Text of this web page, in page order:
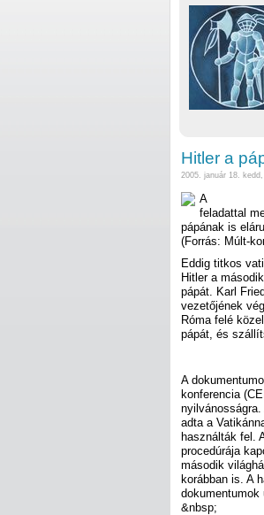
Hitler a
2005. január 18.
A
feladattal
pápának is
(Forrás: Múlt-
Eddig titkos
Hitler a
pápát. Karl
vezetőjének
Róma felé
pápát, és
A
konferencia
adta a
használták fel.
procedúrája
második
korábban is. A
dokumentumok
&nbsp;